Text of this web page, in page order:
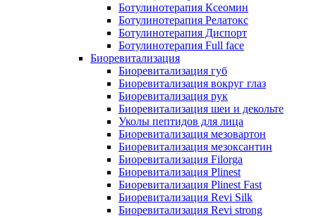
Ботулинотерапия Ксеомин
Ботулинотерапия Релатокс
Ботулинотерапия Диспорт
Ботулинотерапия Full face
Биоревитализация
Биоревитализация губ
Биоревитализация вокруг глаз
Биоревитализация рук
Биоревитализация шеи и декольте
Уколы пептидов для лица
Биоревитализация мезовартон
Биоревитализация мезоксантин
Биоревитализация Filorga
Биоревитализация Plinest
Биоревитализация Plinest Fast
Биоревитализация Revi Silk
Биоревитализация Revi strong